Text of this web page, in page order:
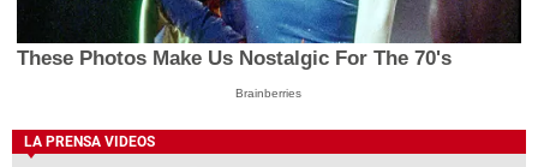
These Photos Make Us Nostalgic For The 70's
Brainberries
LA PRENSA VIDEOS